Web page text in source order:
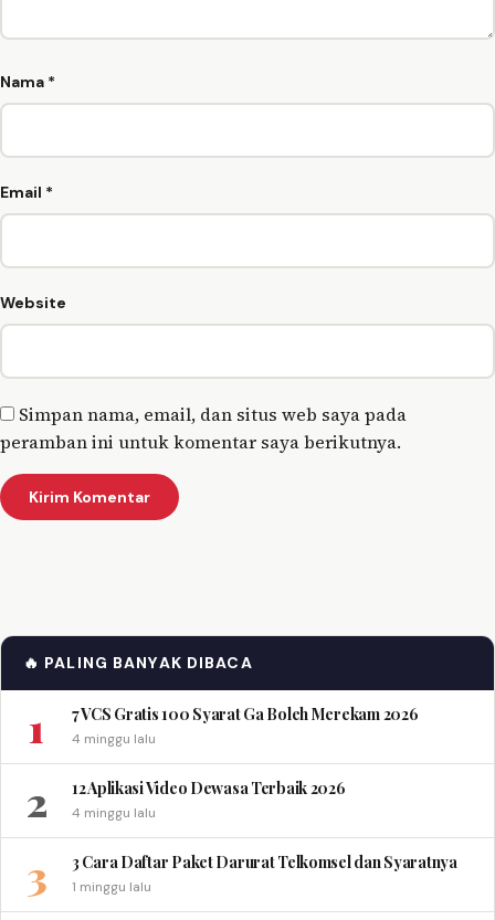
Nama *
Email *
Website
Simpan nama, email, dan situs web saya pada
peramban ini untuk komentar saya berikutnya.
🔥 PALING BANYAK DIBACA
1 7 VCS Gratis 100 Syarat Ga Boleh Merekam 2026
4 minggu lalu
2 12 Aplikasi Video Dewasa Terbaik 2026
4 minggu lalu
3 3 Cara Daftar Paket Darurat Telkomsel dan Syaratnya
1 minggu lalu